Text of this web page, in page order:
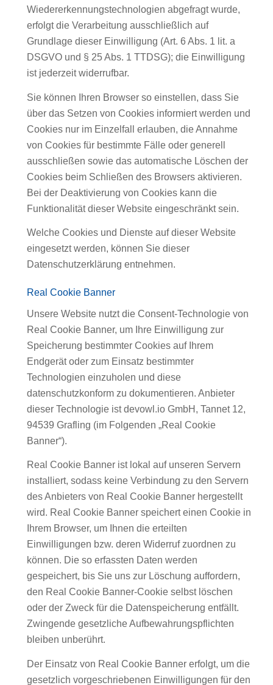
Wiedererkennungstechnologien abgefragt wurde,
erfolgt die Verarbeitung ausschließlich auf
Grundlage dieser Einwilligung (Art. 6 Abs. 1 lit. a
DSGVO und § 25 Abs. 1 TTDSG); die Einwilligung
ist jederzeit widerrufbar.
Sie können Ihren Browser so einstellen, dass Sie
über das Setzen von Cookies informiert werden und
Cookies nur im Einzelfall erlauben, die Annahme
von Cookies für bestimmte Fälle oder generell
ausschließen sowie das automatische Löschen der
Cookies beim Schließen des Browsers aktivieren.
Bei der Deaktivierung von Cookies kann die
Funktionalität dieser Website eingeschränkt sein.
Welche Cookies und Dienste auf dieser Website
eingesetzt werden, können Sie dieser
Datenschutzerklärung entnehmen.
Real Cookie Banner
Unsere Website nutzt die Consent-Technologie von
Real Cookie Banner, um Ihre Einwilligung zur
Speicherung bestimmter Cookies auf Ihrem
Endgerät oder zum Einsatz bestimmter
Technologien einzuholen und diese
datenschutzkonform zu dokumentieren. Anbieter
dieser Technologie ist devowl.io GmbH, Tannet 12,
94539 Grafling (im Folgenden „Real Cookie
Banner“).
Real Cookie Banner ist lokal auf unseren Servern
installiert, sodass keine Verbindung zu den Servern
des Anbieters von Real Cookie Banner hergestellt
wird. Real Cookie Banner speichert einen Cookie in
Ihrem Browser, um Ihnen die erteilten
Einwilligungen bzw. deren Widerruf zuordnen zu
können. Die so erfassten Daten werden
gespeichert, bis Sie uns zur Löschung auffordern,
den Real Cookie Banner-Cookie selbst löschen
oder der Zweck für die Datenspeicherung entfällt.
Zwingende gesetzliche Aufbewahrungspflichten
bleiben unberührt.
Der Einsatz von Real Cookie Banner erfolgt, um die
gesetzlich vorgeschriebenen Einwilligungen für den